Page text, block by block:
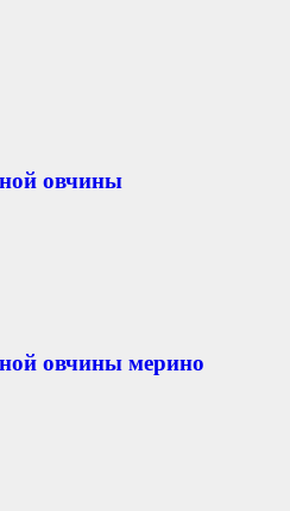
овчины
овчины мерино